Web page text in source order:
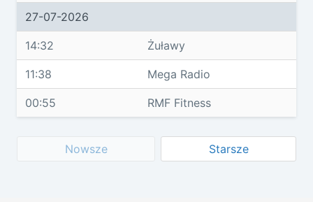
27-07-2026
14:32 Żuławy
11:38 Mega Radio
00:55 RMF Fitness
Nowsze Starsze